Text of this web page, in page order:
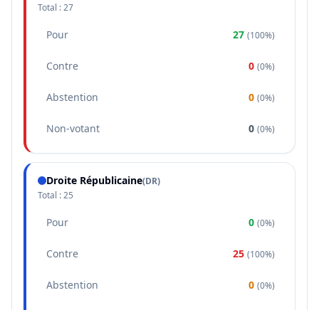
Total :27
Pour 27 (100%)
Contre 0 (0%)
Abstention 0 (0%)
Non-votant 0 (0%)
Droite Républicaine(DR)
Total :25
Pour 0 (0%)
Contre 25 (100%)
Abstention 0 (0%)